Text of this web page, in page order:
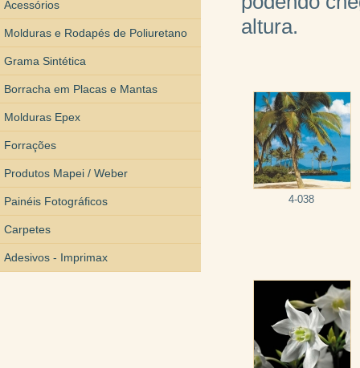
Acessórios
Molduras e Rodapés de Poliuretano
Grama Sintética
Borracha em Placas e Mantas
Molduras Epex
Forrações
Produtos Mapei / Weber
Painéis Fotográficos
Carpetes
Adesivos - Imprimax
altura.
4-038